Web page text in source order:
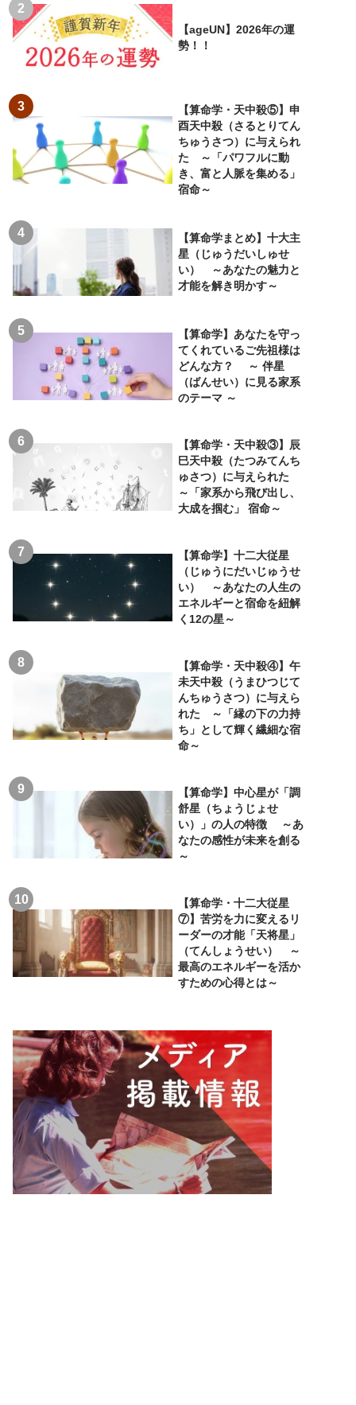
【ageUN】2026年の運
勢！！
【算命学・天中殺⑤】申
酉天中殺（さるとりてん
ちゅうさつ）に与えられ
た ～「パワフルに動
き、富と人脈を集める」
宿命～
【算命学まとめ】十大主
星（じゅうだいしゅせ
い） ～あなたの魅力と
才能を解き明かす～
【算命学】あなたを守っ
てくれているご先祖様は
どんな方？ ～ 伴星
（ばんせい）に見る家系
のテーマ ～
【算命学・天中殺③】辰
巳天中殺（たつみてんち
ゅさつ）に与えられた
～「家系から飛び出し、
大成を掴む」 宿命～
【算命学】十二大従星
（じゅうにだいじゅうせ
い） ～あなたの人生の
エネルギーと宿命を紐解
く12の星～
【算命学・天中殺④】午
未天中殺（うまひつじて
んちゅうさつ）に与えら
れた ～「縁の下の力持
ち」として輝く繊細な宿
命～
【算命学】中心星が「調
舒星（ちょうじょせ
い）」の人の特徴 ～あ
なたの感性が未来を創る
～
【算命学・十二大従星
⑦】苦労を力に変えるリ
ーダーの才能「天将星」
（てんしょうせい） ～
最高のエネルギーを活か
すための心得とは～